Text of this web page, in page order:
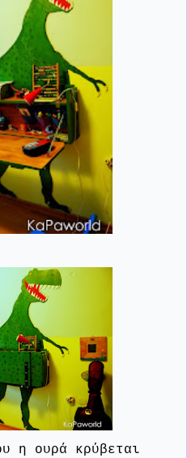
η ουρά κρύβεται